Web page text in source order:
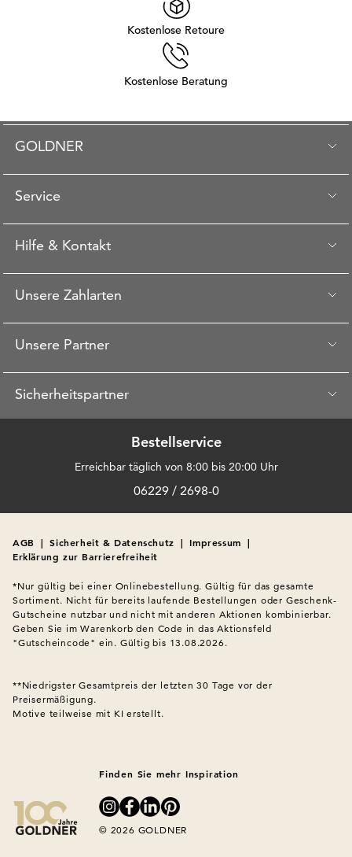
Kostenlose Retoure
Kostenlose Beratung
GOLDNER
Service
Hilfe & Kontakt
Unsere Zahlarten
Unsere Partner
Sicherheitspartner
Bestellservice
Erreichbar täglich von 8:00 bis 20:00 Uhr
06229 / 2698-0
AGB | Sicherheit & Datenschutz | Impressum |
Erklärung zur Barrierefreiheit
*Nur gültig bei einer Onlinebestellung. Gültig für das gesamte
Sortiment. Nicht für bereits laufende Bestellungen oder Geschenk-
Gutscheine nutzbar und nicht mit anderen Aktionen kombinierbar.
Geben Sie im Warenkorb den Code in das Aktionsfeld
"Gutscheincode" ein. Gültig bis 13.08.2026.
**Niedrigster Gesamtpreis der letzten 30 Tage vor der
Preisermäßigung.
Motive teilweise mit KI erstellt.
Finden Sie mehr Inspiration
© 2026 GOLDNER